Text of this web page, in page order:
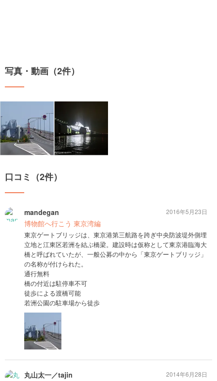
写真・動画（2件）
口コミ（2件）
mandegan
博物館へ行こう 東京湾編
東京ゲートブリッジは、東京港第三航路を跨ぎ中央防波堤外側埋
立地と江東区若洲を結ぶ橋梁。建設時は仮称として東京港臨海大
橋と呼ばれていたが、一般公募の中から「東京ゲートブリッジ」
の名称が付けられた。
通行無料
橋の付近は駐停車不可
徒歩による渡橋可能
若洲公園の駐車場から徒歩
2016年5月23日
丸山太一／tajin
2014年6月28日